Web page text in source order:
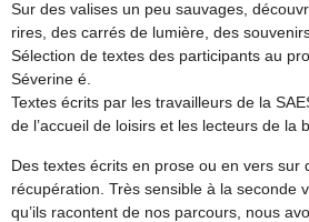
Sur des valises un peu sauvages,
rires, des carrés de lumière, des
Sélection de textes des participants au
Séverine é.
Textes écrits par les travailleurs de la
de l’accueil de loisirs et les lecteurs de la
Des textes écrits en prose ou en vers sur
récupération. Très sensible à la seconde
qu’ils racontent de nos parcours, nous